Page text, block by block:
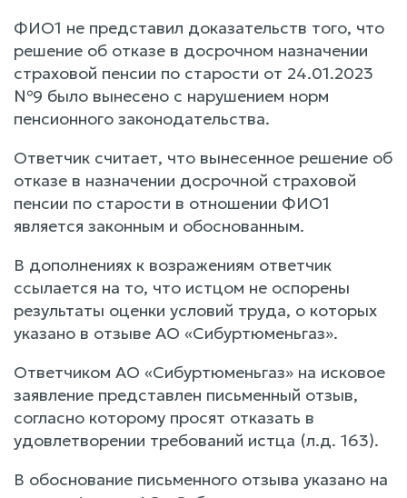
ФИО1 не представил доказательств того, что
решение об отказе в досрочном назначении
страховой пенсии по старости от 24.01.2023
№9 было вынесено с нарушением норм
пенсионного законодательства.
Ответчик считает, что вынесенное решение об
отказе в назначении досрочной страховой
пенсии по старости в отношении ФИО1
является законным и обоснованным.
В дополнениях к возражениям ответчик
ссылается на то, что истцом не оспорены
результаты оценки условий труда, о которых
указано в отзыве АО «Сибуртюменьгаз».
Ответчиком АО «Сибуртюменьгаз» на исковое
заявление представлен письменный отзыв,
согласно которому просят отказать в
удовлетворении требований истца (л.д. 163).
В обоснование письменного отзыва указано на